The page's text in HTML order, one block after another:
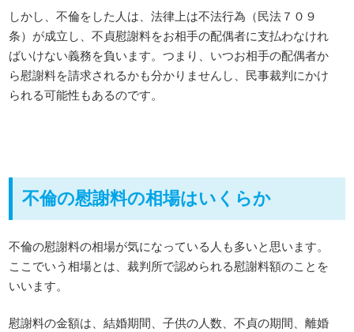
しかし、不倫をした人は、法律上は不法行為（民法７０９
条）が成立し、不貞慰謝料をお相手の配偶者に支払わなけれ
ばいけない義務を負います。つまり、いつお相手の配偶者か
ら慰謝料を請求されるかも分かりませんし、民事裁判にかけ
られる可能性もあるのです。
不倫の慰謝料の相場はいくらか
不倫の慰謝料の相場が気になっている人も多いと思います。
ここでいう相場とは、裁判所で認められる慰謝料額のことを
いいます。
慰謝料の金額は、結婚期間、子供の人数、不貞の期間、離婚